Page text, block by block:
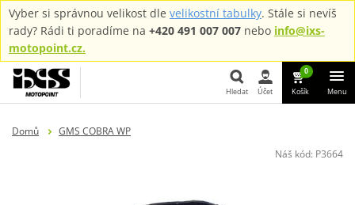
Vyber si správnou velikost dle velikostní tabulky. Stále si nevíš
rady? Rádi ti poradíme na +420 491 007 007 nebo info@ixs-
motopoint.cz.
Hledat Účet
0
Košík Menu
Domů
GMS COBRA WP
Náš kód: P3664